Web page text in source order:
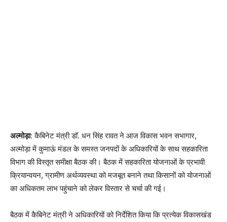
अल्मोड़ा: कैबिनेट मंत्री डॉ. धन सिंह रावत ने आज विकास भवन सभागार,
अल्मोड़ा में कुमाऊं मंडल के समस्त जनपदों के अधिकारियों के साथ सहकारिता
विभाग की विस्तृत समीक्षा बैठक की। बैठक में सहकारिता योजनाओं के प्रभावी
क्रियान्वयन, ग्रामीण अर्थव्यवस्था को मजबूत बनाने तथा किसानों को योजनाओं
का अधिकतम लाभ पहुंचाने को लेकर विस्तार से चर्चा की गई।
बैठक में कैबिनेट मंत्री ने अधिकारियों को निर्देशित किया कि प्रत्येक विकासखंड